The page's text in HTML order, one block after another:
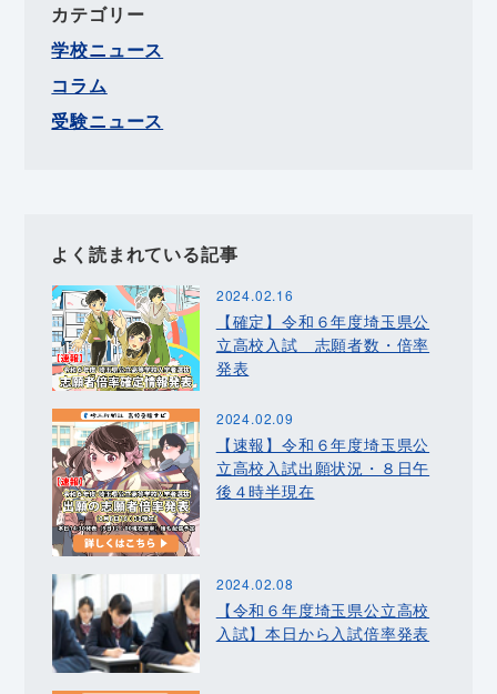
カテゴリー
学校ニュース
コラム
受験ニュース
よく読まれている記事
2024.02.16
【確定】令和６年度埼玉県公
立高校入試 志願者数・倍率
発表
2024.02.09
【速報】令和６年度埼玉県公
立高校入試出願状況・８日午
後４時半現在
2024.02.08
【令和６年度埼玉県公立高校
入試】本日から入試倍率発表